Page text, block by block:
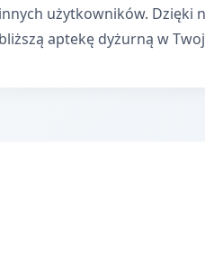
użytkowników. Dzięki
aptekę dyżurną w